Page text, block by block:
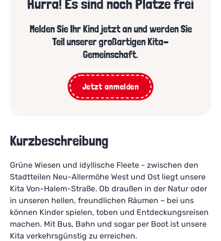
Hurra! Es sind noch Plätze frei
Melden Sie Ihr Kind jetzt an und werden Sie
Teil unserer großartigen Kita-
Gemeinschaft.
Jetzt anmelden
Kurzbeschreibung
Grüne Wiesen und idyllische Fleete - zwischen den
Stadtteilen Neu-Allermöhe West und Ost liegt unsere
Kita Von-Halem-Straße. Ob draußen in der Natur oder
in unseren hellen, freundlichen Räumen – bei uns
können Kinder spielen, toben und Entdeckungsreisen
machen. Mit Bus, Bahn und sogar per Boot ist unsere
Kita verkehrsgünstig zu erreichen.